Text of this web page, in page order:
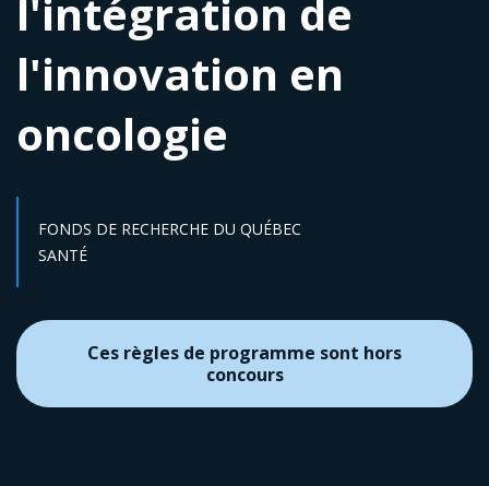
l'intégration de
l'innovation en
oncologie
FONDS DE RECHERCHE DU QUÉBEC
Secteur :
SANTÉ
Ces règles de programme sont hors
concours